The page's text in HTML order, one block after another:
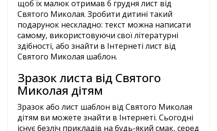
щоб їх малюк отримав 6 грудня лист від
Святого Миколая. Зробити дитині такий
подарунок нескладно: текст можна написати
самому, використовуючи свої літературні
здібності, або знайти в Інтернеті лист від
Святого Миколая шаблон.
Зразок листа від Святого
Миколая дітям
Зразок або лист шаблон від Святого Миколая
дітям ви можете знайти в Інтернеті. Сьогодні
існує безліч прикладів на будь-який смак, серед